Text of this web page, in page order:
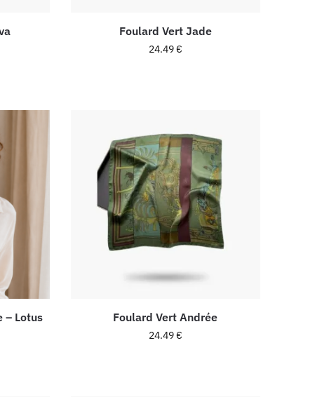
Foulard Vert Jade
24.49€
– Lotus
Foulard Vert Andrée
24.49€